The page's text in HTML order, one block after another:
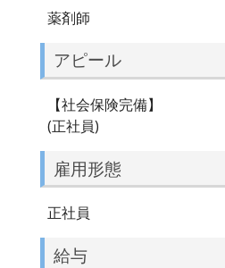
薬剤師
アピール
【社会保険完備】
(正社員)
雇用形態
正社員
給与